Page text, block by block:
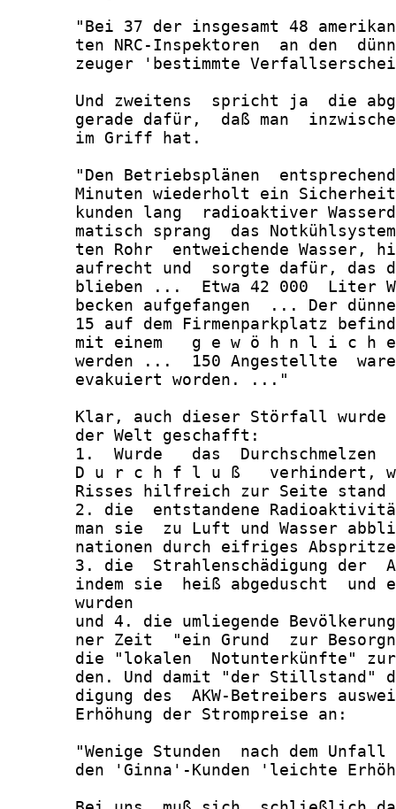
"Bei 37 der insgesamt 48
ten NRC-Inspektoren  an den
zeuger 'bestimmte
Und zweitens  spricht ja  die
gerade dafür,  daß man
       im Griff hat.
"Den Betriebsplänen
Minuten wiederholt ein
kunden lang  radioaktiver
matisch sprang  das
ten Rohr  entweichende Wasser,
aufrecht und  sorgte dafür, das
blieben ...  Etwa 42 000  Liter
becken aufgefangen  ... Der
15 auf dem Firmenparkplatz
mit einem   g e w ö h n l i c h
werden ...  150 Angestellte
       evakuiert worden. ..."
Klar, auch dieser Störfall
       der Welt geschafft:
1.  Wurde   das  Durchschmelzen
D u r c h f l u ß   verhindert,
       Risses hilfreich zur Seite stand
2. die  entstandene
man sie  zu Luft und Wasser
nationen durch eifriges
3. die  Strahlenschädigung der
indem sie  heiß abgeduscht  und
       wurden
und 4. die umliegende
ner Zeit  "ein Grund  zur
die "lokalen  Notunterkünfte"
den. Und damit "der Stillstand"
digung des  AKW-Betreibers
       Erhöhung der Strompreise an:
"Wenige Stunden  nach dem
den 'Ginna'-Kunden 'leichte